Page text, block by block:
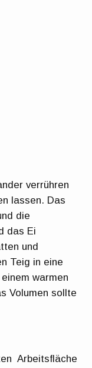
verrühren
lassen. Das
die
das Ei
und
Teig in eine
warmen
Volumen sollte
Arbeitsfläche